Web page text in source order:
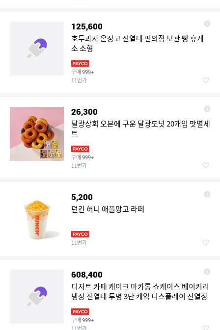
125,600
호두과자 온장고 진열대 편의점 보관 빵 휴게
소 소형
구매 999+
11번가
26,300
달광상회 오븐에 구운 달광도넛 20개입 맛별세
트
구매 999+
11번가
5,200
던킨 허니 애플망고 라떼
11번가
608,400
디저트 카페 케이크 마카롱 쇼케이스 베이커리
냉장 진열대 투명 3단 케잌 디스플레이 진열장
구매 999+
11번가